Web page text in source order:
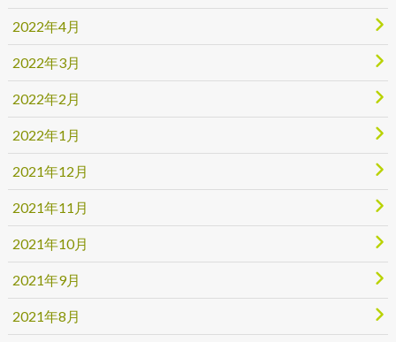
2022年4月
2022年3月
2022年2月
2022年1月
2021年12月
2021年11月
2021年10月
2021年9月
2021年8月